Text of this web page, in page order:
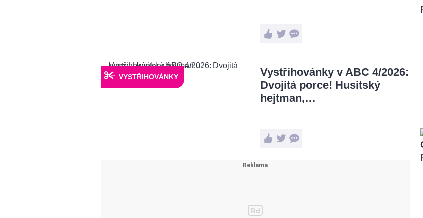
Vystřihovánky v ABC 4/2026:
Dvojitá porce! Husitský
hejtman,…
VYSTŘIHOVÁNKY